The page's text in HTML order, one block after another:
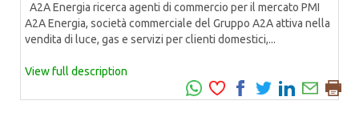
A2A Energia ricerca agenti di commercio per il mercato PMI
A2A Energia, società commerciale del Gruppo A2A attiva nella
vendita di luce, gas e servizi per clienti domestici,...
View full description